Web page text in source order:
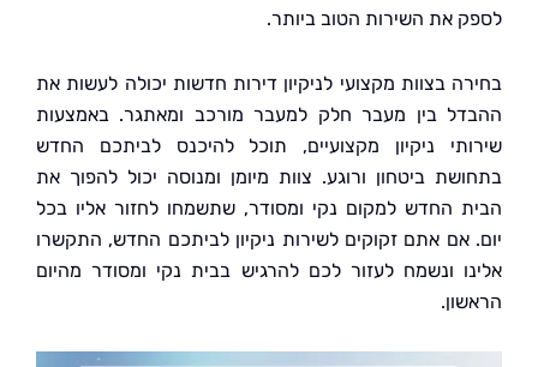
את השירות הטוב ביותר.
בצוות מקצועי לניקיון דירות חדשות יכולה לעשות את
בין מעבר חלק למעבר מורכב ומאתגר. באמצעות
ניקיון מקצועיים, תוכל להיכנס לביתכם החדש
ביטחון ורוגע. צוות מיומן ומנוסה יכול להפוך את
החדש למקום נקי ומסודר, שתשמחו לחזור אליו בכל
אם אתם זקוקים לשירות ניקיון לביתכם החדש, התקשרו
ונשמח לעזור לכם להרגיש בבית נקי ומסודר מהיום